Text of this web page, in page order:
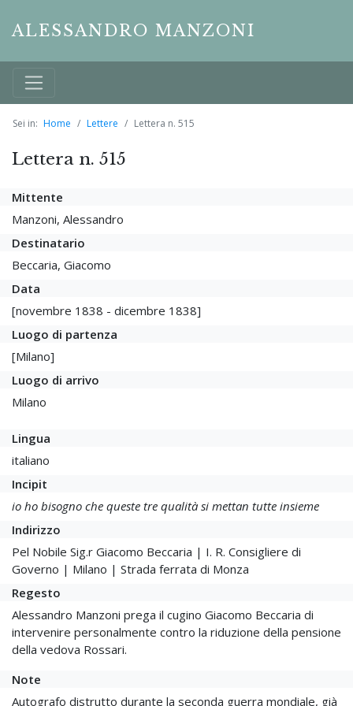
ALESSANDRO MANZONI
Sei in: Home Lettere Lettera n. 515
Lettera n. 515
Mittente
Manzoni, Alessandro
Destinatario
Beccaria, Giacomo
Data
[novembre 1838 - dicembre 1838]
Luogo di partenza
[Milano]
Luogo di arrivo
Milano
Lingua
italiano
Incipit
io ho bisogno che queste tre qualità si mettan tutte insieme
Indirizzo
Pel Nobile Sig.r Giacomo Beccaria | I. R. Consigliere di
Governo | Milano | Strada ferrata di Monza
Regesto
Alessandro Manzoni prega il cugino Giacomo Beccaria di
intervenire personalmente contro la riduzione della pensione
della vedova Rossari.
Note
Autografo distrutto durante la seconda guerra mondiale, già